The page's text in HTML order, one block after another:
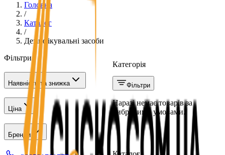
Головна
/
Каталог
/
Дезінфікувальні засоби
Фільтри
Наявність та знижка
Ціна
Бренди
Категорія
Фільтри
Наразі немає товарів за
вибраними умовами.